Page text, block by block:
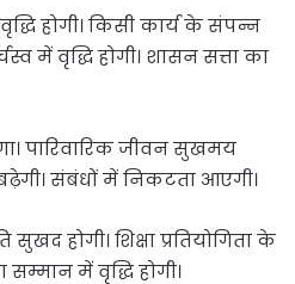
होगी। किसी कार्य के संपन्न
में वृद्धि होगी। शासन सत्ता का
पारिवारिक जीवन सुखमय
बढ़ेगी। संबंधों में निकटता आएगी।
सुखद होगी। शिक्षा प्रतियोगिता के
सम्मान में वृद्धि होगी।